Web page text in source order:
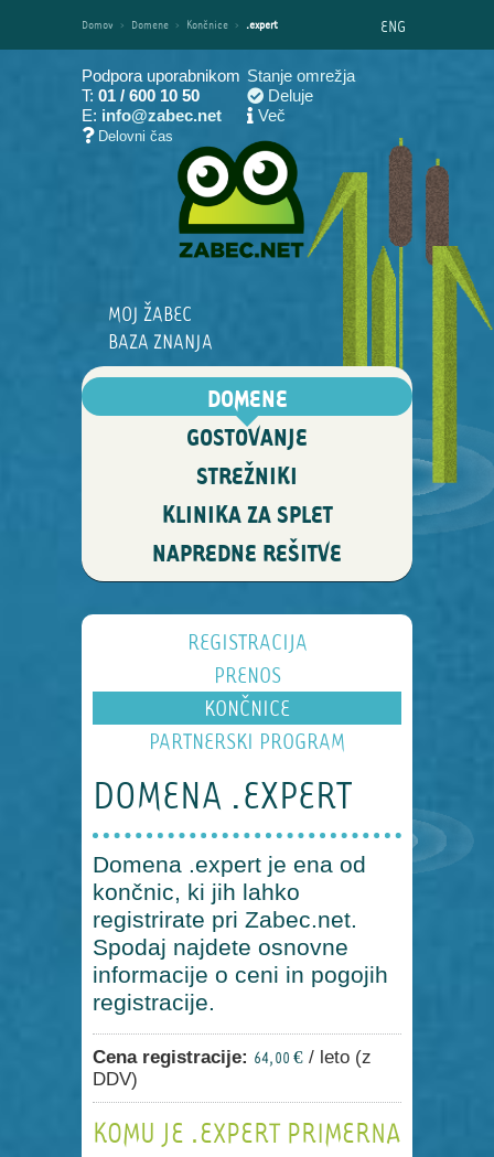
Domov › Domene › Končnice › .expert ENG
Podpora uporabnikom
T: 01 / 600 10 50
E: info@zabec.net
Delovni čas
Stanje omrežja
Deluje
Več
MOJ ŽABEC
BAZA ZNANJA
DOMENE
GOSTOVANJE
STREŽNIKI
KLINIKA ZA SPLET
NAPREDNE REŠITVE
REGISTRACIJA
PRENOS
KONČNICE
PARTNERSKI PROGRAM
DOMENA .EXPERT
Domena .expert je ena od
končnic, ki jih lahko
registrirate pri Zabec.net.
Spodaj najdete osnovne
informacije o ceni in pogojih
registracije.
Cena registracije: 64,00 € / leto (z
DDV)
KOMU JE .EXPERT PRIMERNA